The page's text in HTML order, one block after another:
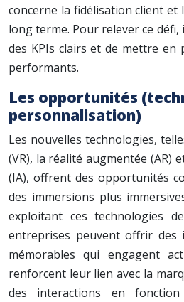
concerne la fidélisation client et
long terme. Pour relever ce
des KPIs clairs et de mettre en
performants.
Les opportunités
personnalisation)
Les nouvelles technologies,
(VR), la réalité augmentée (AR)
(IA), offrent des opportunités
des immersions plus
exploitant ces technologies
entreprises peuvent offrir des
mémorables qui engagent
renforcent leur lien avec la
des interactions en